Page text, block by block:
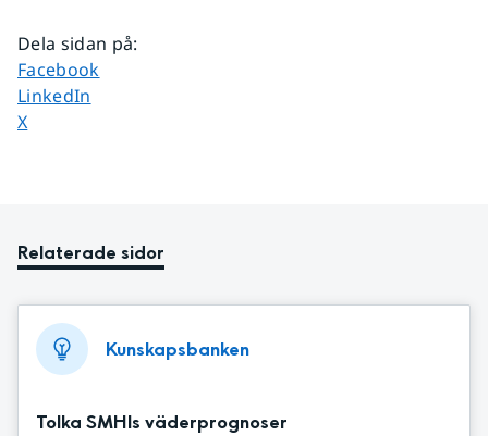
Dela sidan på:
Dela sidan på
Facebook
Dela sidan på
LinkedIn
Dela sidan på
X
Relaterade sidor
Kunskapsbanken
Tolka SMHIs väderprognoser